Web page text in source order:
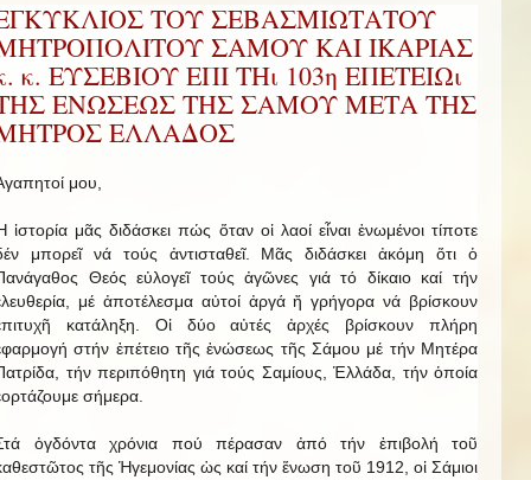
ΤΟΥ ΣΕΒΑΣΜΙΩΤΑΤΟΥ
ΣΑΜΟΥ ΚΑΙ ΙΚΑΡΙΑΣ
κ. ΕΥΣΕΒΙΟΥ ΕΠΙ ΤΗι 103η ΕΠΕΤΕΙΩι
ΕΝΩΣΕΩΣ ΤΗΣ ΣΑΜΟΥ ΜΕΤΑ ΤΗΣ
ΕΛΛΑΔΟΣ
μου,
ἱστορία μᾶς διδάσκει πώς ὅταν οἱ λαοί εἶναι ἑνωμένοι τίποτε
μπορεῖ νά τούς ἀντισταθεῖ. Μᾶς διδάσκει ἀκόμη ὅτι ὁ
Θεός εὐλογεῖ τούς ἀγῶνες γιά τό δίκαιο καί τήν
μέ ἀποτέλεσμα αὐτοί ἀργά ἤ γρήγορα νά βρίσκουν
κατάληξη. Οἱ δύο αὐτές ἀρχές βρίσκουν πλήρη
στήν ἐπέτειο τῆς ἑνώσεως τῆς Σάμου μέ τήν Μητέρα
τήν περιπόθητη γιά τούς Σαμίους, Ἑλλάδα, τήν ὁποία
σήμερα.
ὀγδόντα χρόνια πού πέρασαν ἀπό τήν ἐπιβολή τοῦ
τῆς Ἡγεμονίας ὡς καί τήν ἕνωση τοῦ 1912, οἱ Σάμιοι